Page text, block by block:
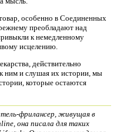
особенно в Соединенных
преобладают над
к немедленному
исцелению.
действительно
ним и слушая их истории, мы
которые остаются
фрилансер, живущая в
она писала для таких